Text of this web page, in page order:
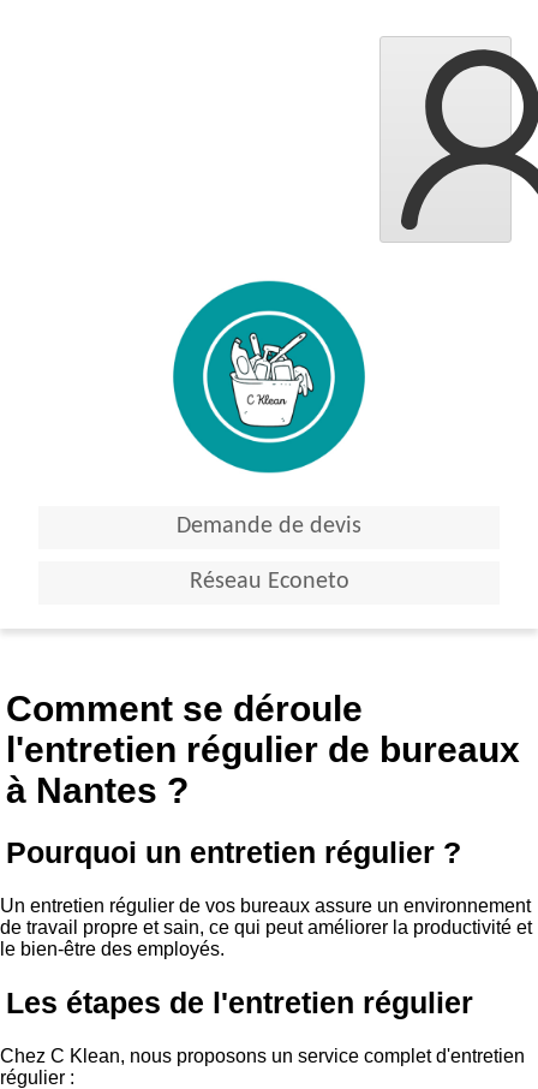
Demande de devis
Réseau Econeto
Comment se déroule
l'entretien régulier de bureaux
à Nantes ?
Pourquoi un entretien régulier ?
Un entretien régulier de vos bureaux assure un environnement
de travail propre et sain, ce qui peut améliorer la productivité et
le bien-être des employés.
Les étapes de l'entretien régulier
Chez C Klean, nous proposons un service complet d'entretien
régulier :